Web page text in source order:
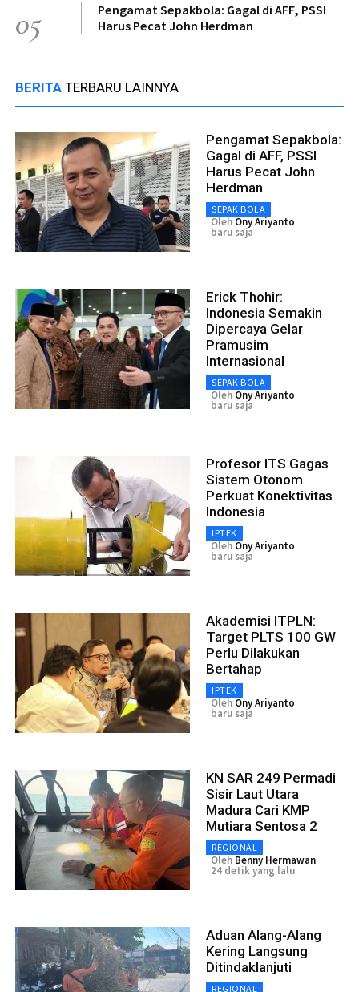
05
Pengamat Sepakbola: Gagal di AFF, PSSI
Harus Pecat John Herdman
BERITA TERBARU LAINNYA
Pengamat Sepakbola:
Gagal di AFF, PSSI
Harus Pecat John
Herdman
SEPAK BOLA
Oleh Ony Ariyanto
baru saja
Erick Thohir:
Indonesia Semakin
Dipercaya Gelar
Pramusim
Internasional
SEPAK BOLA
Oleh Ony Ariyanto
baru saja
Profesor ITS Gagas
Sistem Otonom
Perkuat Konektivitas
Indonesia
IPTEK
Oleh Ony Ariyanto
baru saja
Akademisi ITPLN:
Target PLTS 100 GW
Perlu Dilakukan
Bertahap
IPTEK
Oleh Ony Ariyanto
baru saja
KN SAR 249 Permadi
Sisir Laut Utara
Madura Cari KMP
Mutiara Sentosa 2
REGIONAL
Oleh Benny Hermawan
24 detik yang lalu
Aduan Alang-Alang
Kering Langsung
Ditindaklanjuti
REGIONAL